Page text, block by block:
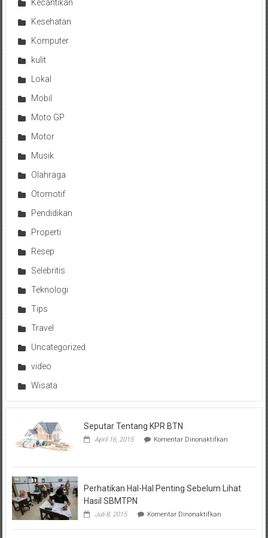
Kecantikan
Kesehatan
Komputer
kulit
Lokal
Mobil
Moto GP
Motor
Musik
Olahraga
Otomotif
Pendidikan
Properti
Resep
Selebritis
Teknologi
Tips
Travel
Uncategorized
video
Wisata
Seputar Tentang KPR BTN
April 16, 2015 Komentar Dinonaktifkanpada
KPR
Perhatikan Hal-Hal Penting Sebelum Lihat
Hasil SBMTPN
Juli 8, 2015 Komentar Dinonaktifkanpada
Hal-